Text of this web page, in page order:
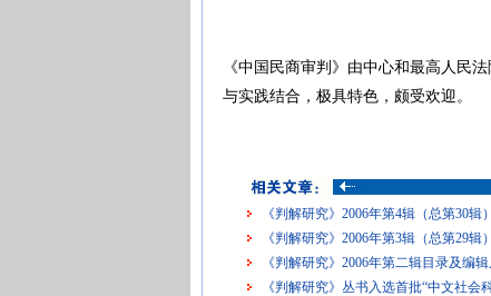
《中国民商审判》由中心和最高人民
与实践结合，极具特色，颇受欢迎。
《判解研究》2006年第4辑（总第30辑
《判解研究》2006年第3辑（总第29辑
《判解研究》2006年第二辑目录及编
《判解研究》丛书入选首批“中文社会